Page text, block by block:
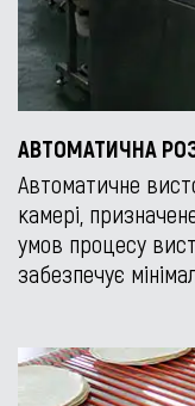
АВТОМАТИЧНА
Автоматичне
камері,
умов процесу
забезпечує